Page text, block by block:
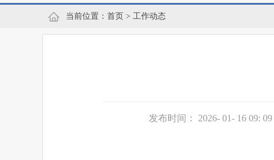
当前位置： 首页 > 工作动态
发布时间： 2026- 01- 16 09: 09